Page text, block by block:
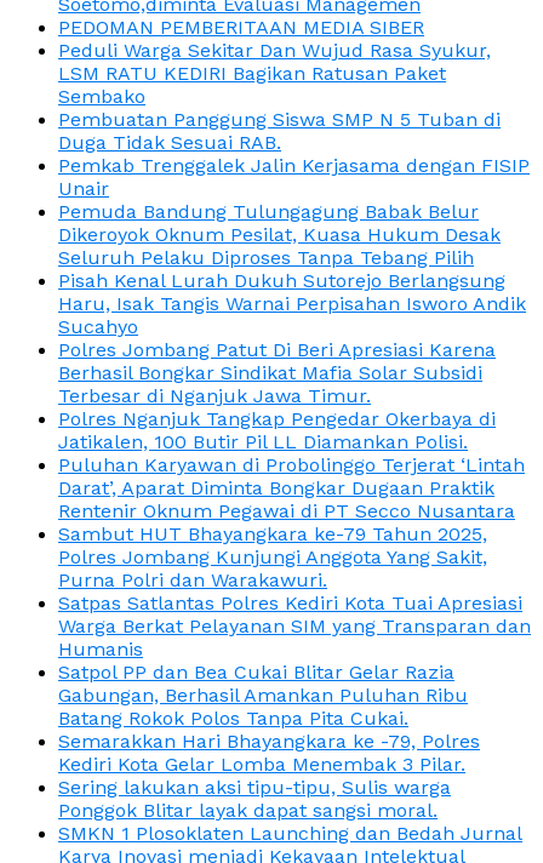
PEDOMAN PEMBERITAAN MEDIA SIBER
Peduli Warga Sekitar Dan Wujud Rasa Syukur,
LSM RATU KEDIRI Bagikan Ratusan Paket
Sembako
Pembuatan Panggung Siswa SMP N 5 Tuban di
Duga Tidak Sesuai RAB.
Pemkab Trenggalek Jalin Kerjasama dengan FISIP
Unair
Pemuda Bandung Tulungagung Babak Belur
Dikeroyok Oknum Pesilat, Kuasa Hukum Desak
Seluruh Pelaku Diproses Tanpa Tebang Pilih
Pisah Kenal Lurah Dukuh Sutorejo Berlangsung
Haru, Isak Tangis Warnai Perpisahan Isworo Andik
Sucahyo
Polres Jombang Patut Di Beri Apresiasi Karena
Berhasil Bongkar Sindikat Mafia Solar Subsidi
Terbesar di Nganjuk Jawa Timur.
Polres Nganjuk Tangkap Pengedar Okerbaya di
Jatikalen, 100 Butir Pil LL Diamankan Polisi.
Puluhan Karyawan di Probolinggo Terjerat ‘Lintah
Darat’, Aparat Diminta Bongkar Dugaan Praktik
Rentenir Oknum Pegawai di PT Secco Nusantara
Sambut HUT Bhayangkara ke-79 Tahun 2025,
Polres Jombang Kunjungi Anggota Yang Sakit,
Purna Polri dan Warakawuri.
Satpas Satlantas Polres Kediri Kota Tuai Apresiasi
Warga Berkat Pelayanan SIM yang Transparan dan
Humanis
Satpol PP dan Bea Cukai Blitar Gelar Razia
Gabungan, Berhasil Amankan Puluhan Ribu
Batang Rokok Polos Tanpa Pita Cukai.
Semarakkan Hari Bhayangkara ke -79, Polres
Kediri Kota Gelar Lomba Menembak 3 Pilar.
Sering lakukan aksi tipu-tipu, Sulis warga
Ponggok Blitar layak dapat sangsi moral.
SMKN 1 Plosoklaten Launching dan Bedah Jurnal
Karya Inovasi menjadi Kekayaan Intelektual